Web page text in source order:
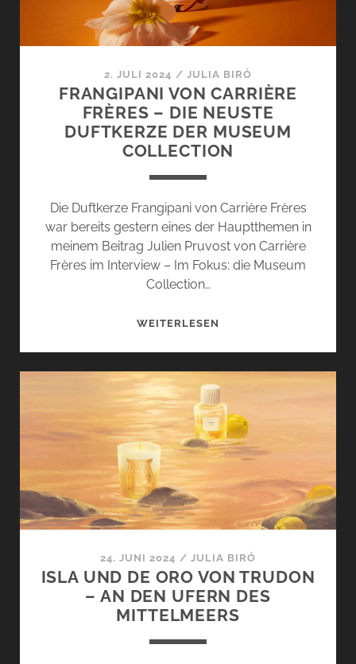
2. JULI 2024 / JULIA BIRÓ
FRANGIPANI VON CARRIÈRE
FRÈRES – DIE NEUSTE
DUFTKERZE DER MUSEUM
COLLECTION
Die Duftkerze Frangipani von Carrière Frères
war bereits gestern eines der Hauptthemen in
meinem Beitrag Julien Pruvost von Carrière
Frères im Interview – Im Fokus: die Museum
Collection…
WEITERLESEN
DIE
NEUSTE
DUFTKERZE
MUSEUM
COLLECTION
24. JUNI 2024 / JULIA BIRÓ
ISLA UND DE ORO VON TRUDON
– AN DEN UFERN DES
MITTELMEERS